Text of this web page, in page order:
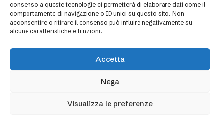
consenso a queste tecnologie ci permetterà di elaborare dati come il
comportamento di navigazione o ID unici su questo sito. Non
acconsentire o ritirare il consenso può influire negativamente su
alcune caratteristiche e funzioni.
Accetta
Nega
Visualizza le preferenze
SEGRETERIA
info@fondazioneetagrande.it